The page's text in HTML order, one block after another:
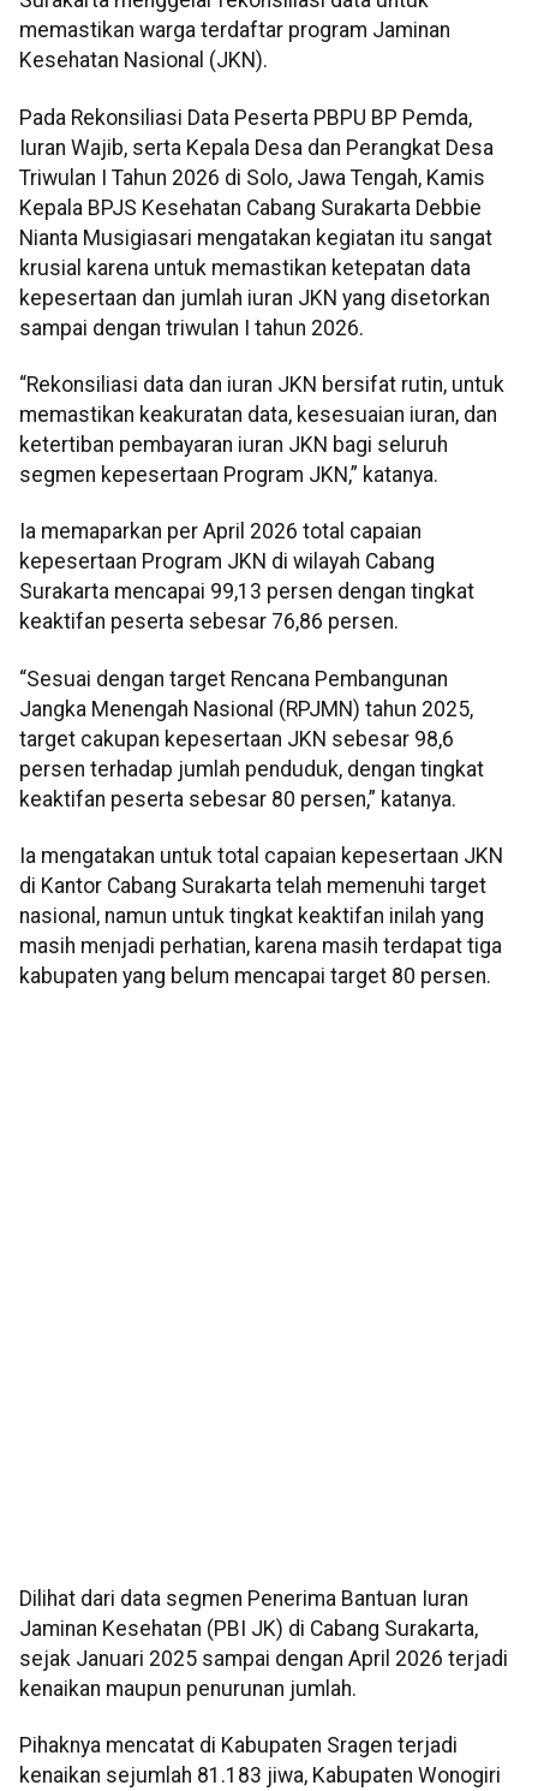
memastikan warga terdaftar program Jaminan
Kesehatan Nasional (JKN).
Pada Rekonsiliasi Data Peserta PBPU BP Pemda,
Iuran Wajib, serta Kepala Desa dan Perangkat Desa
Triwulan I Tahun 2026 di Solo, Jawa Tengah, Kamis
Kepala BPJS Kesehatan Cabang Surakarta Debbie
Nianta Musigiasari mengatakan kegiatan itu sangat
krusial karena untuk memastikan ketepatan data
kepesertaan dan jumlah iuran JKN yang disetorkan
sampai dengan triwulan I tahun 2026.
“Rekonsiliasi data dan iuran JKN bersifat rutin, untuk
memastikan keakuratan data, kesesuaian iuran, dan
ketertiban pembayaran iuran JKN bagi seluruh
segmen kepesertaan Program JKN,” katanya.
Ia memaparkan per April 2026 total capaian
kepesertaan Program JKN di wilayah Cabang
Surakarta mencapai 99,13 persen dengan tingkat
keaktifan peserta sebesar 76,86 persen.
“Sesuai dengan target Rencana Pembangunan
Jangka Menengah Nasional (RPJMN) tahun 2025,
target cakupan kepesertaan JKN sebesar 98,6
persen terhadap jumlah penduduk, dengan tingkat
keaktifan peserta sebesar 80 persen,” katanya.
Ia mengatakan untuk total capaian kepesertaan JKN
di Kantor Cabang Surakarta telah memenuhi target
nasional, namun untuk tingkat keaktifan inilah yang
masih menjadi perhatian, karena masih terdapat tiga
kabupaten yang belum mencapai target 80 persen.
Dilihat dari data segmen Penerima Bantuan Iuran
Jaminan Kesehatan (PBI JK) di Cabang Surakarta,
sejak Januari 2025 sampai dengan April 2026 terjadi
kenaikan maupun penurunan jumlah.
Pihaknya mencatat di Kabupaten Sragen terjadi
kenaikan sejumlah 81.183 jiwa, Kabupaten Wonogiri